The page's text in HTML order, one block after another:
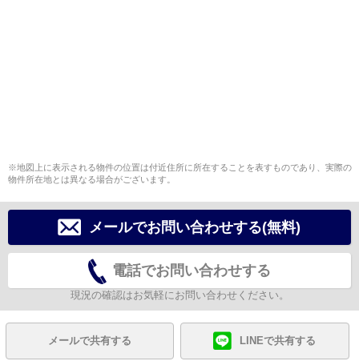
※地図上に表示される物件の位置は付近住所に所在することを表すものであり、実際の
物件所在地とは異なる場合がございます。
メールでお問い合わせする(無料)
電話でお問い合わせする
現況の確認はお気軽にお問い合わせください。
メールで共有する LINEで共有する